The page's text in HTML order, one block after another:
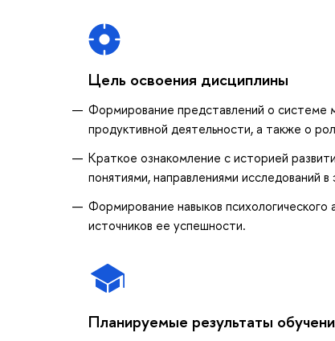
Цель освоения дисциплины
Формирование представлений о системе
продуктивной деятельности, а также о
Краткое ознакомление с историей
понятиями, направлениями исследований
Формирование навыков
источников ее успешности.
Планируемые результаты